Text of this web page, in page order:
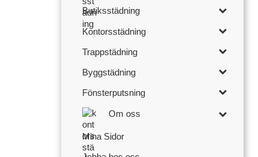
Butiksstädning
Kontorsstädning
Trappstädning
Byggstädning
Fönsterputsning
Om oss
Mina Sidor